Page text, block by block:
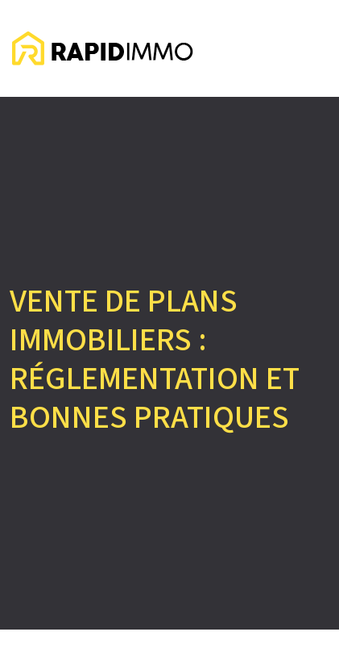
VENTE DE PLANS
IMMOBILIERS :
RÉGLEMENTATION ET
BONNES PRATIQUES